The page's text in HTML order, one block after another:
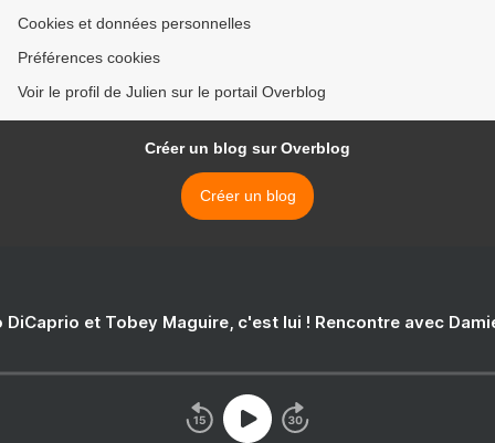
Cookies et données personnelles
Préférences cookies
Voir le profil de Julien sur le portail Overblog
Créer un blog sur Overblog
Créer un blog
DiCaprio et Tobey Maguire, c'est lui ! Rencontre avec